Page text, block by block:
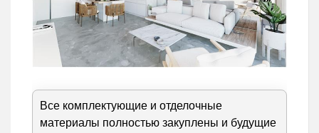
Все комплектующие и отделочные
материалы полностью закуплены и будущие